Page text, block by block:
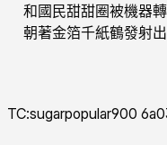
和國民甜甜圈被機器
朝著金箔千紙鶴發射
TC:sugarpopular900